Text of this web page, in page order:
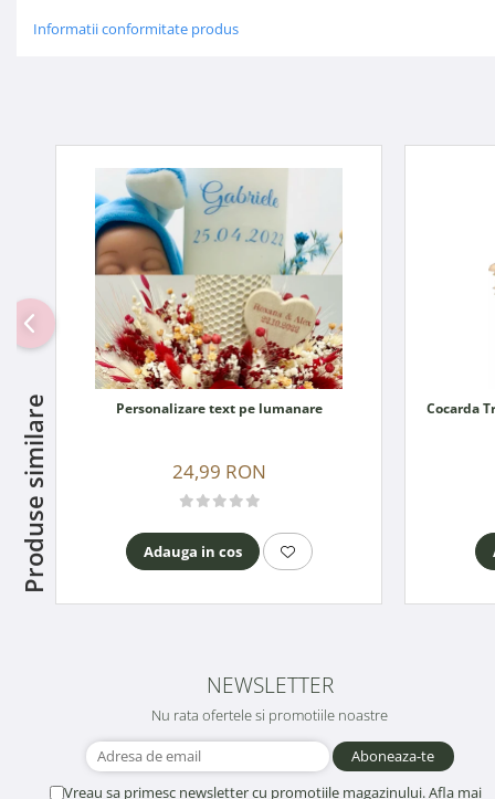
Informatii conformitate produs
Produse similare Personalizare text pe lumanare
24,99 RON
Adauga in cos
NEWSLETTER
Nu rata ofertele si promotiile noastre
Vreau sa primesc newsletter cu promotiile magazinului. Afla mai